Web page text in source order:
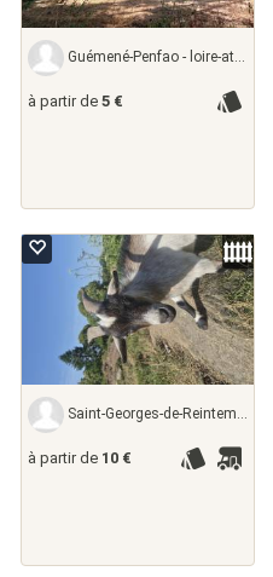
Guémené-Penfao - loire-atlantique,
à partir de 5 €
Saint-Georges-de-Reintembault - ille-et-vilaine,
à partir de 10 €